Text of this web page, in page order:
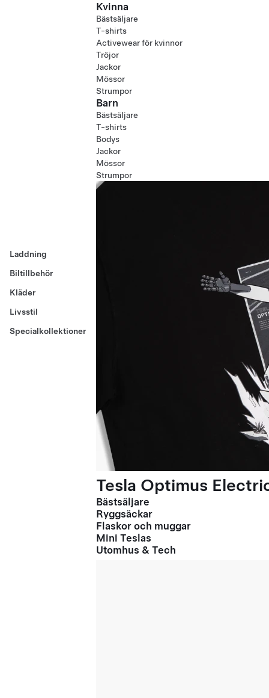
Laddning
Biltillbehör
Kläder
Livsstil
Specialkollektioner
Kvinna
Bästsäljare
T-shirts
Activewear för kvinnor
Tröjor
Jackor
Mössor
Strumpor
Barn
Bästsäljare
T-shirts
Bodys
Jackor
Mössor
Strumpor
Tesla Optimus
Bästsäljare
Ryggsäckar
Flaskor och muggar
Mini Teslas
Utomhus & Tech